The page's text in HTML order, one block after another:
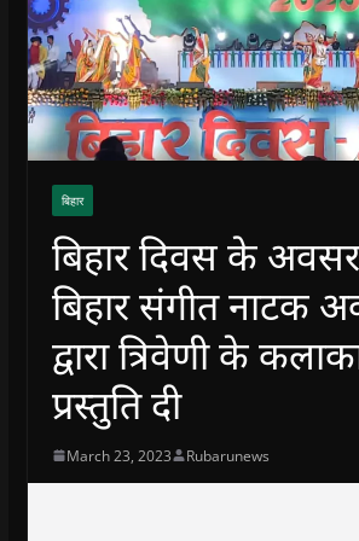
बिहार
बिहार दिवस के
बिहार संगीत नाटक
द्वारा त्रिवेणी के
प्रस्तुति दी
March 23, 2023 Rubarunews